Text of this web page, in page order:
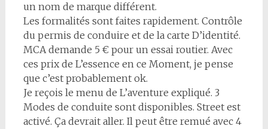
un nom de marque différent.
Les formalités sont faites rapidement. Contrôle
du permis de conduire et de la carte D’identité.
MCA demande 5 € pour un essai routier. Avec
ces prix de L’essence en ce Moment, je pense
que c’est probablement ok.
Je reçois le menu de L’aventure expliqué. 3
Modes de conduite sont disponibles. Street est
activé. Ça devrait aller. Il peut être remué avec 4